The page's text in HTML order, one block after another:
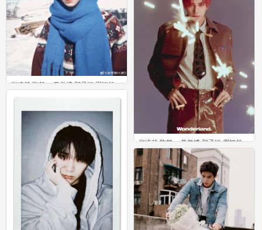
张凌赫 陈鹤一 黄誉博 邵子恒 周翊然
张凌赫 陈鹤一 黄誉博 邵子恒 周翊然
0